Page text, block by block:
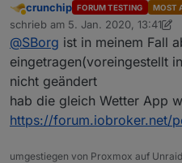
Das kam erst gestern
der Anleitung gefixt:
Station ID: Name
Vorher stand da "kann
schlichtweg falsch. Es
aber eins oder beides
keine Datenpakete...
Abwesend
crunchip FORUM TESTING MOST
schrieb am 5. Jan. 2020, 13:41
zuletzt editiert von crunchip1.
@SBorg ist in meinem Fall
eingetragen(voreingestellt
nicht geändert
hab die gleich Wetter App
https://forum.iobroker.net/
umgestiegen von Proxmox auf Unraid